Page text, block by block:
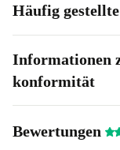
Häufig
Informationen
konformität
Bewertungen